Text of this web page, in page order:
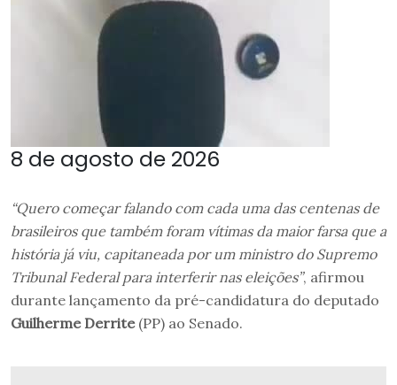
8 de agosto de 2026
“Quero começar falando com cada uma das centenas de
brasileiros que também foram vítimas da maior farsa que a
história já viu, capitaneada por um ministro do Supremo
Tribunal Federal para interferir nas eleições”, afirmou
durante lançamento da pré-candidatura do deputado
Guilherme Derrite (PP) ao Senado.